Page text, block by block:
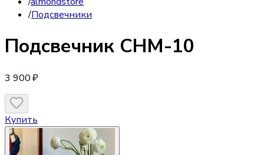
/Подсвечники
Подсвечник CHM-10
3 900 ₽
Купить